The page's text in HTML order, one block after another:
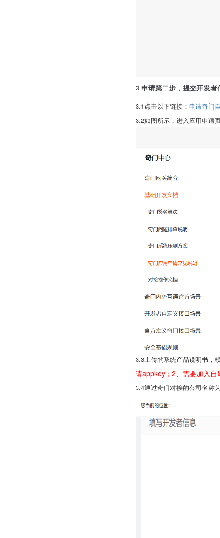
3.申请第二步，提交开发
3.1点击以下链接： 申请奇门
3.2如图所示，进入应用申请
3.3上传的系统产品说明书，
请appkey；2、需要加入自
3.4通过奇门对接的公司名称